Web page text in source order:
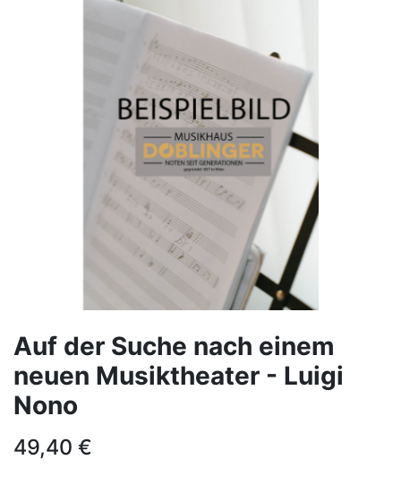
Auf der Suche nach einem
neuen Musiktheater - Luigi
Nono
49,40 €